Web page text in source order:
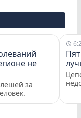
не
за